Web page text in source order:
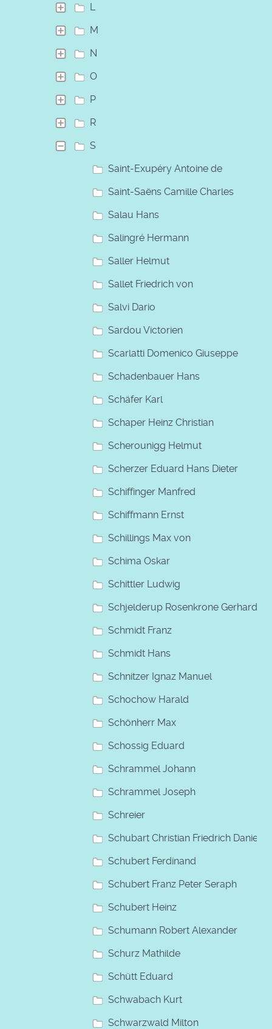
L
M
N
O
P
R
S
Saint-Exupéry Antoine de
Saint-Saëns Camille Charles
Salau Hans
Salingré Hermann
Saller Helmut
Sallet Friedrich von
Salvi Dario
Sardou Victorien
Scarlatti Domenico Giuseppe
Schadenbauer Hans
Schäfer Karl
Schaper Heinz Christian
Scherounigg Helmut
Scherzer Eduard Hans Dieter
Schiffinger Manfred
Schiffmann Ernst
Schillings Max von
Schima Oskar
Schittler Ludwig
Schjelderup Rosenkrone Gerhard
Schmidt Franz
Schmidt Hans
Schnitzer Ignaz Manuel
Schochow Harald
Schönherr Max
Schossig Eduard
Schrammel Johann
Schrammel Joseph
Schreier
Schubart Christian Friedrich Daniel
Schubert Ferdinand
Schubert Franz Peter Seraph
Schubert Heinz
Schumann Robert Alexander
Schurz Mathilde
Schütt Eduard
Schwabach Kurt
Schwarzwald Milton